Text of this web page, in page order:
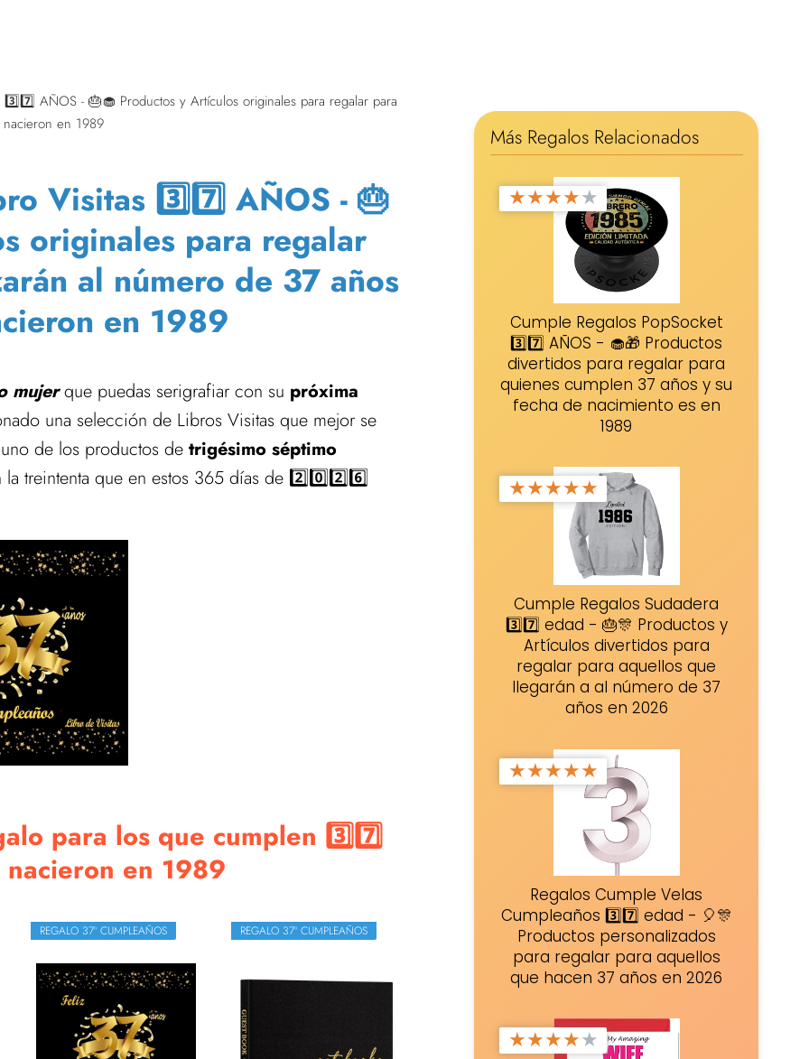
3️⃣7️⃣ AÑOS - 🎂🧁 Productos y Artículos originales para regalar para
en 1989
Visitas 3️⃣7️⃣ AÑOS - 🎂
originales para regalar
al número de 37 años
en 1989
mujerque puedas serigrafiar con su próxima
una selección de Libros Visitas que mejor se
de los productos de trigésimo séptimo
la treintenta que en estos 365 días de 2️⃣0️⃣2️⃣6️⃣
para los que cumplen 3️⃣7️⃣
en 1989
REGALO 37º CUMPLEAÑOS REGALO 37º CUMPLEAÑOS
Más Regalos Relacionados
★★★★★
Cumple Regalos PopSocket
3️⃣7️⃣ AÑOS - 🧁🎁 Productos
divertidos para regalar para
quienes cumplen 37 años y su
fecha de nacimiento es en
1989
★★★★★
Cumple Regalos Sudadera
3️⃣7️⃣ edad - 🎂🎊 Productos y
Artículos divertidos para
regalar para aquellos que
llegarán a al número de 37
años en 2026
★★★★★
Regalos Cumple Velas
Cumpleaños 3️⃣7️⃣ edad - 🎈🎊
Productos personalizados
para regalar para aquellos
que hacen 37 años en 2026
★★★★★